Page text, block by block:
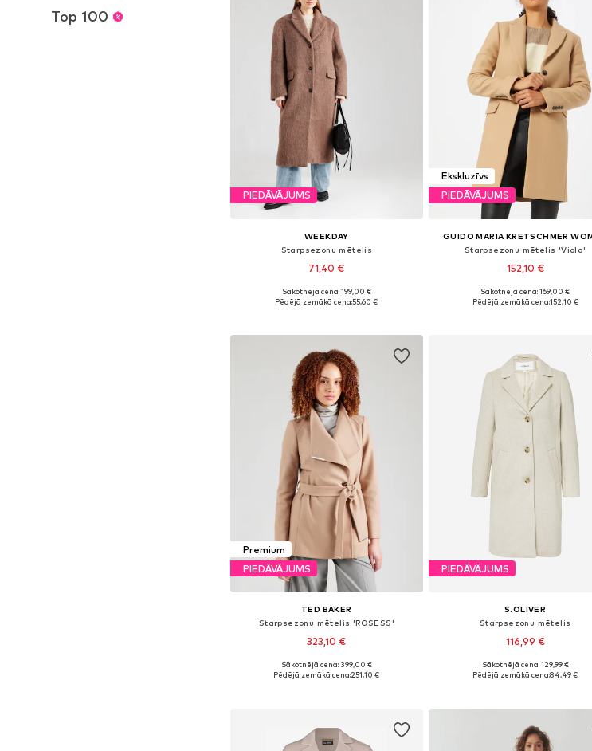
Top 100
PIEDĀVĀJUMS
WEEKDAY
Starpsezonu mētelis
71,40 €
Pieejamie izmēri: XS, S, M
Sākotnējā cena: 199,00 €
Pēdējā zemākā cena:55,60 €
Ekskluzīvs
PIEDĀVĀJUMS
GUIDO MARIA KRETSCHMER
Starpsezonu mētelis 'Viola'
152,10 €
Pieejamie izmēri: XS, S, L, XL, XXL
Sākotnējā cena: 169,00 €
Pēdējā zemākā cena:152,10 €
Premium
PIEDĀVĀJUMS
TED BAKER
Starpsezonu mētelis 'ROSESS'
323,10 €
Pieejamie izmēri: XS, S, M, L, XL
Sākotnējā cena: 399,00 €
Pēdējā zemākā cena:251,10 €
PIEDĀVĀJUMS
S.OLIVER
Starpsezonu mētelis
116,99 €
+3
Pieejams daudzos izmēros
Sākotnējā cena: 129,99 €
Pēdējā zemākā cena:84,49 €